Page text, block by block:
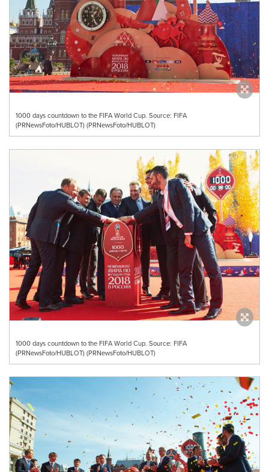
1000 days countdown to the FIFA World Cup. Source: FIFA
(PRNewsFoto/HUBLOT) (PRNewsFoto/HUBLOT)
1000 days countdown to the FIFA World Cup. Source: FIFA
(PRNewsFoto/HUBLOT) (PRNewsFoto/HUBLOT)